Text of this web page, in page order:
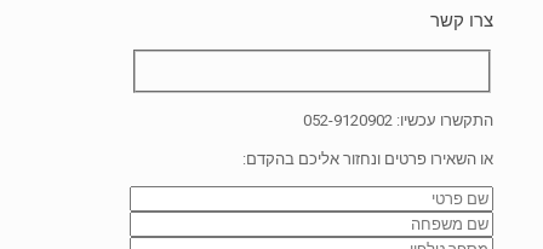
צרו קשר
התקשרו עכשיו: 052-9120902
או השאירו פרטים ונחזור אליכם בהקדם: